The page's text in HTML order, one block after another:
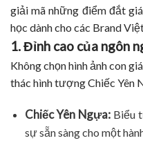
giải mã những điểm đắt
học dành cho các Brand
1. Đỉnh cao của ngôn
Không chọn hình ảnh con
thác hình tượng Chiếc Yên
Chiếc Yên Ngựa: Biểu
sự sẵn sàng cho một